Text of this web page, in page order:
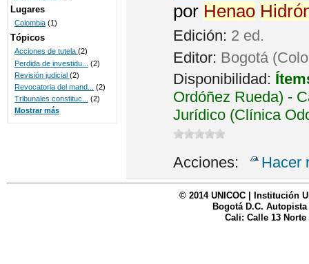
por Henao
Edición: 2 ed.
Editor: Bogotá
Disponibilidad:
Ordóñez Rueda) -
Jurídico (Clínica
Acciones: Hacer
Lugares
Colombia (1)
Tópicos
Acciones de tutela (2)
Perdida de investidu...
(2)
Revisión judicial (2)
Revocatoria del mand...
(2)
Tribunales constituc...
(2)
Mostrar más
© 2014 UNICOC | Institución
Bogotá D.C. Autopista
Cali: Calle 13 Norte